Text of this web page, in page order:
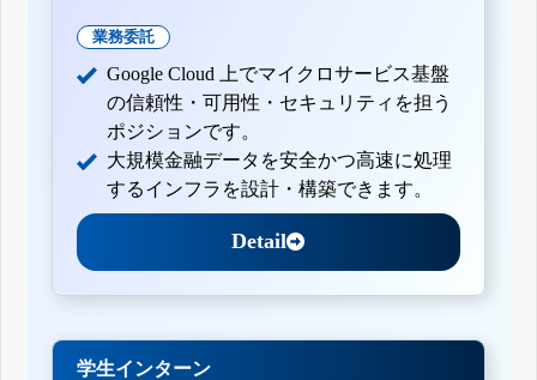
業務委託
Google Cloud 上でマイクロサービス基盤
の信頼性・可用性・セキュリティを担う
ポジションです。
大規模金融データを安全かつ高速に処理
するインフラを設計・構築できます。
Detail
学生インターン